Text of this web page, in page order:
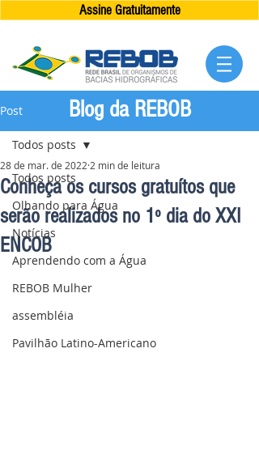
Assine Gratuitamente
Post
Todos posts
Olhando para Água
Notícias
Aprendendo com a Água
REBOB Mulher
assembléia
Pavilhão Latino-Americano
Todos posts
Conheça os cursos gratuítos que
serão realizados no 1º dia do XXI
ENCOB
28 de mar. de 2022 2 min de leitura
Blog da REBOB